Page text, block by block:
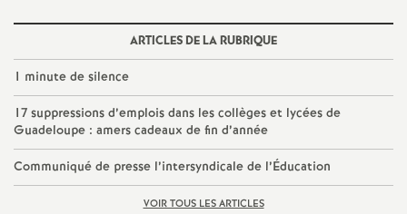
d
e
g
r
ARTICLES DE LA RUBRIQUE
1 minute de silence
17 suppressions d’emplois dans les collèges et lycées de
Guadeloupe : amers cadeaux de fin d’année
Communiqué de presse l’intersyndicale de l’Éducation
VOIR TOUS LES ARTICLES